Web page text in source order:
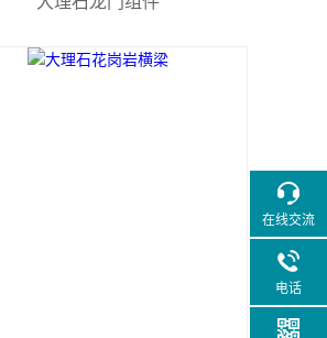
在线交流
电话